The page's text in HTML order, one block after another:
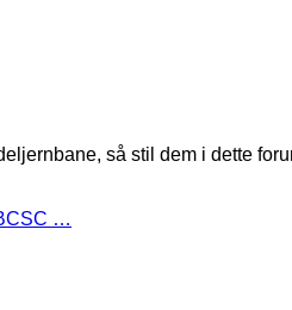
så stil dem i dette
…